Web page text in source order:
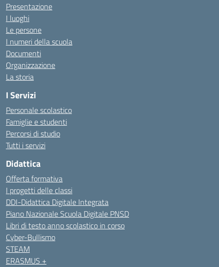
Presentazione
I luoghi
Le persone
I numeri della scuola
Documenti
Organizzazione
La storia
I Servizi
Personale scolastico
Famiglie e studenti
Percorsi di studio
Tutti i servizi
Didattica
Offerta formativa
I progetti delle classi
DDI-Didattica Digitale Integrata
Piano Nazionale Scuola Digitale PNSD
Libri di testo anno scolastico in corso
Cyber-Bullismo
STEAM
ERASMUS +